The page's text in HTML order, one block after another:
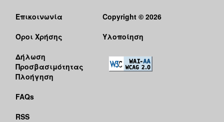
Επικοινωνία
Όροι Χρήσης
Δήλωση
Προσβασιμότητας
Πλοήγηση
FAQs
RSS
Copyright © 2026
Υλοποίηση